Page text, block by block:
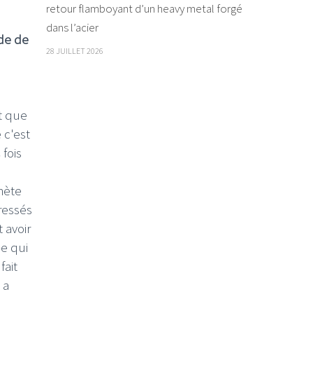
de
que
c'est
avoir
qui
retour flamboyant d’un heavy metal forgé
dans l’acier
28 JUILLET 2026